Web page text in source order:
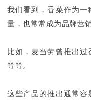
我们看到，香菜作为一
量，也常常成为品牌营
比如，麦当劳曾推出过
等等。
这些产品的推出通常容